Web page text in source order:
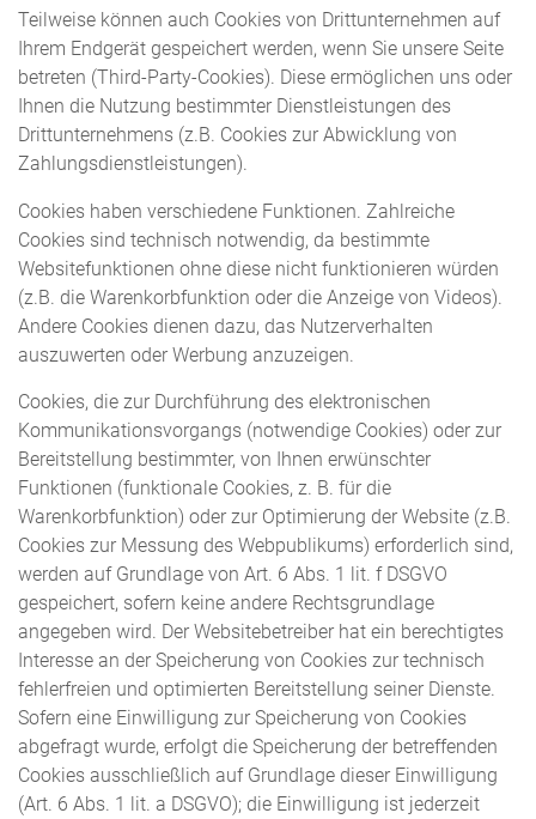
Teilweise können auch Cookies von Drittunternehmen auf
Ihrem Endgerät gespeichert werden, wenn Sie unsere Seite
betreten (Third-Party-Cookies). Diese ermöglichen uns oder
Ihnen die Nutzung bestimmter Dienstleistungen des
Drittunternehmens (z.B. Cookies zur Abwicklung von
Zahlungsdienstleistungen).
Cookies haben verschiedene Funktionen. Zahlreiche
Cookies sind technisch notwendig, da bestimmte
Websitefunktionen ohne diese nicht funktionieren würden
(z.B. die Warenkorbfunktion oder die Anzeige von Videos).
Andere Cookies dienen dazu, das Nutzerverhalten
auszuwerten oder Werbung anzuzeigen.
Cookies, die zur Durchführung des elektronischen
Kommunikationsvorgangs (notwendige Cookies) oder zur
Bereitstellung bestimmter, von Ihnen erwünschter
Funktionen (funktionale Cookies, z. B. für die
Warenkorbfunktion) oder zur Optimierung der Website (z.B.
Cookies zur Messung des Webpublikums) erforderlich sind,
werden auf Grundlage von Art. 6 Abs. 1 lit. f DSGVO
gespeichert, sofern keine andere Rechtsgrundlage
angegeben wird. Der Websitebetreiber hat ein berechtigtes
Interesse an der Speicherung von Cookies zur technisch
fehlerfreien und optimierten Bereitstellung seiner Dienste.
Sofern eine Einwilligung zur Speicherung von Cookies
abgefragt wurde, erfolgt die Speicherung der betreffenden
Cookies ausschließlich auf Grundlage dieser Einwilligung
(Art. 6 Abs. 1 lit. a DSGVO); die Einwilligung ist jederzeit